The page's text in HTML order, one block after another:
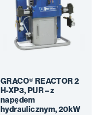
GRACO® REACTOR 2
H-XP3, PUR – z
napędem
hydraulicznym, 20kW